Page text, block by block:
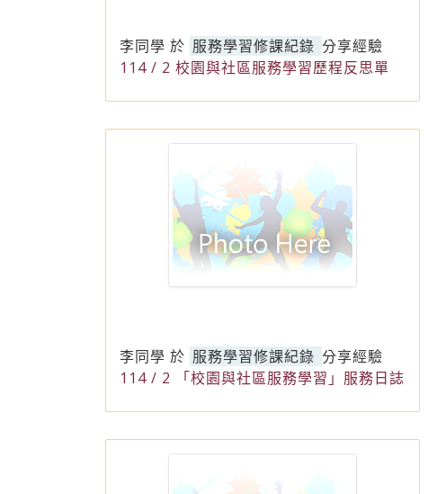
李同學 於 服務學習修課紀錄 分享經驗
114 / 2 校園與社區服務學習歷程反思單
李同學 於 服務學習修課紀錄 分享經驗
114 / 2 「校園與社區服務學習」服務日誌